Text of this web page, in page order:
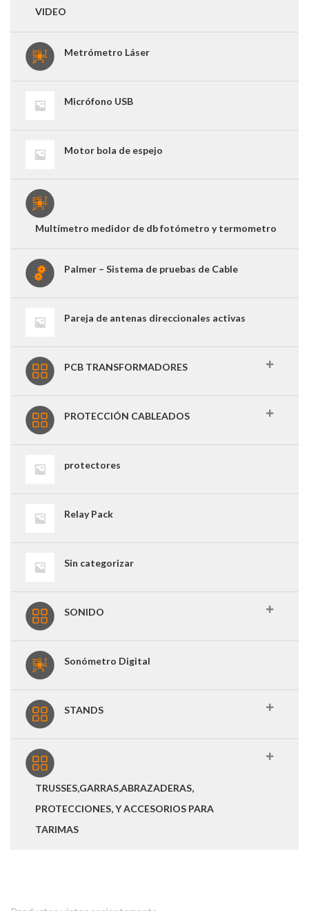
VIDEO
Metrómetro Láser
Micrófono USB
Motor bola de espejo
Multímetro medidor de db fotómetro y termometro
Palmer – Sistema de pruebas de Cable
Pareja de antenas direccionales activas
PCB TRANSFORMADORES
PROTECCIÓN CABLEADOS
protectores
Relay Pack
Sin categorizar
SONIDO
Sonómetro Digital
STANDS
TRUSSES,GARRAS,ABRAZADERAS,
PROTECCIONES, Y ACCESORIOS PARA
TARIMAS